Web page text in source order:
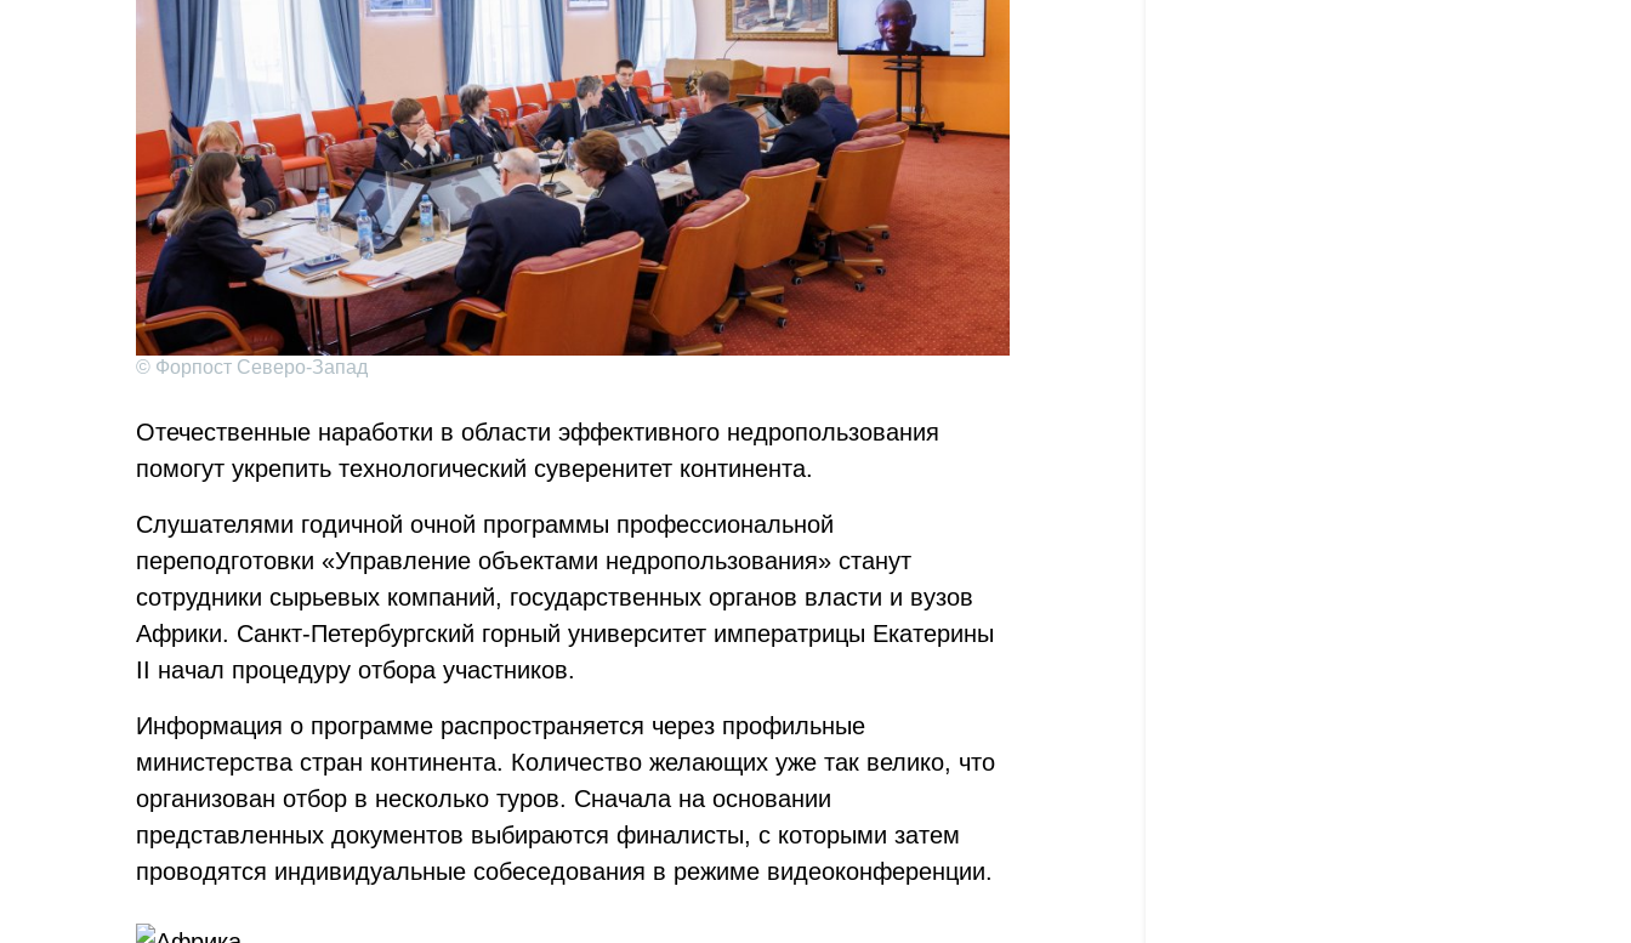
© Форпост Северо-Запад
Отечественные наработки в области эффективного недропользования
помогут укрепить технологический суверенитет континента.
Слушателями годичной очной программы профессиональной
переподготовки «Управление объектами недропользования» станут
сотрудники сырьевых компаний, государственных органов власти и вузов
Африки. Санкт-Петербургский горный университет императрицы Екатерины
II начал процедуру отбора участников.
Информация о программе распространяется через профильные
министерства стран континента. Количество желающих уже так велико, что
организован отбор в несколько туров. Сначала на основании
представленных документов выбираются финалисты, с которыми затем
проводятся индивидуальные собеседования в режиме видеоконференции.